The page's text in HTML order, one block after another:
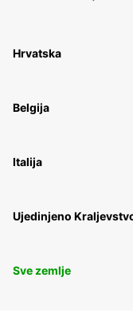
Hrvatska
Belgija
Italija
Ujedinjeno
Sve zemlje